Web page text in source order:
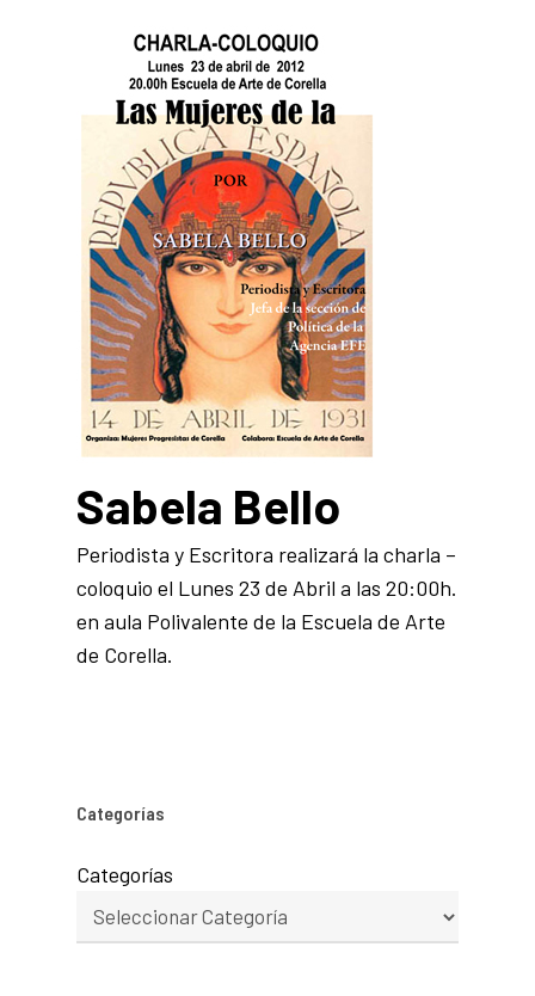
Sabela Bello
Periodista y Escritora realizará la charla –
coloquio el Lunes 23 de Abril a las 20:00h.
en aula Polivalente de la Escuela de Arte
de Corella.
Categorías
Categorías